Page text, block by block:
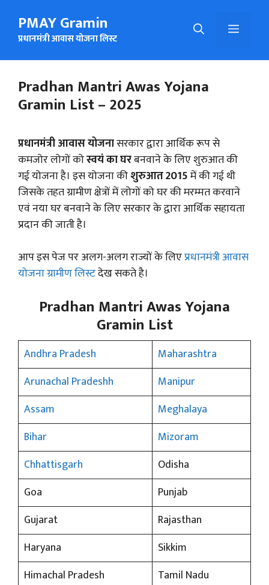
content
PMAY Gramin
प्रधानमंत्री आवास योजना लिस्ट
Menu
Pradhan Mantri Awas Yojana
Gramin List – 2025
प्रधानमंत्री आवास योजनासरकार द्वारा आर्थिक रूप से
कमजोर लोगों कोस्वयं का घरबनवाने के लिए शुरुआत की
गई योजना है। इस योजना कीशुरुआत 2015में की गई थी
जिसके तहत ग्रामीण क्षेत्रों में लोगों को घर की मरम्मत करवाने
एवं नया घर बनवाने के लिए सरकार के द्वारा आर्थिक सहायता
प्रदान की जाती है।
आप इस पेज पर अलग-अलग राज्यों के लिएप्रधानमंत्री आवास
योजना ग्रामीण लिस्टदेख सकते है।
Pradhan Mantri Awas Yojana
Gramin List
Andhra Pradesh
Maharashtra
Arunachal Pradeshh
Manipur
Assam
Meghalaya
Bihar
Mizoram
Chhattisgarh
Odisha
Goa
Punjab
Gujarat
Rajasthan
Haryana
Sikkim
Himachal Pradesh
Tamil Nadu